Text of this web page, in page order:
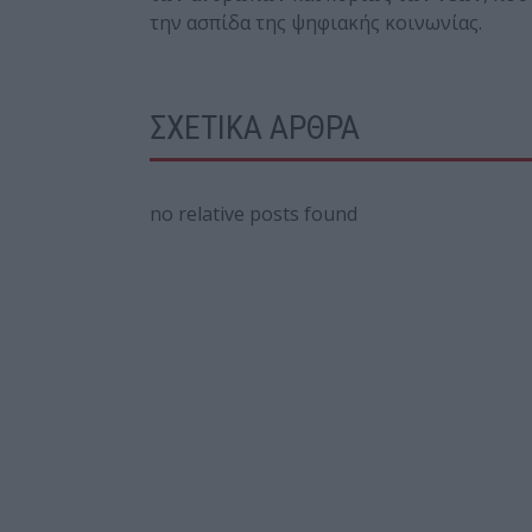
την ασπίδα της ψηφιακής κοινωνίας.
ΣΧΕΤΙΚΑ ΑΡΘΡΑ
no relative posts found